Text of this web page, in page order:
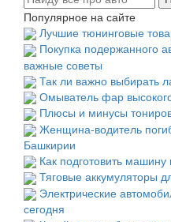
Популярное на сайте
Лучшие тюнинговые
Покупка подержанного
важные советы
Так ли важно выбирать
Омыватель фар
Плюсы и минусы
Женщина-водитель
Башкирии
Как подготовить машину
Тяговые аккумуляторы
Электрические
сегодня